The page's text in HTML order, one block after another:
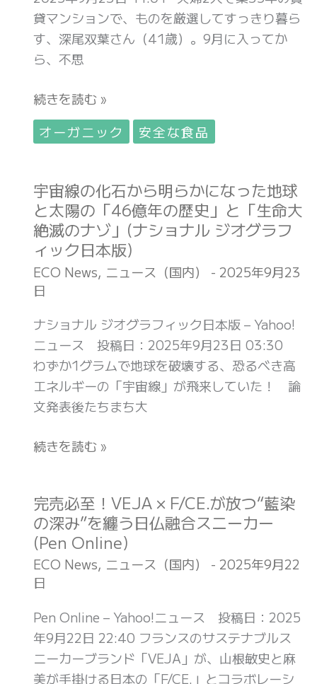
ャ
パ
ン)
し
さ
が
ま
っ
た
型
「iX3」
が
発
表
(Pen
貸マンションで、ものを厳選してすっきり暮ら
す、深尾双葉さん（41歳）。9月に入ってか
ら、不思
暮
ら
し
が
月
に
「手
し
た
も
の」
5
つ。
ャ
ツ
は
ウ
エ
に
利
用
(ESSE-
online)
続きを読む »
オーガニック
安全な食品
宇宙線の化石から明らかになった地球
と太陽の「46億年の歴史」と「生命大
絶滅のナゾ」(ナショナル ジオグラフ
ィック日本版)
ECO News, ニュース（国内） - 2025年9月23
日
ナショナル ジオグラフィック日本版 – Yahoo!
ニュース 投稿日：2025年9月23日 03:30
わずか1グラムで地球を破壊する、恐るべき高
エネルギーの「宇宙線」が飛来していた！ 論
文発表後たちまち大
宇
宙
線
の
化
石
ら
明
ら
か
に
っ
地
球
と
太
陽
「46
億
年
続きを読む »
完売必至！VEJA × F/CE.が放つ“藍染
の深み”を纏う日仏融合スニーカー
(Pen Online)
ECO News, ニュース（国内） - 2025年9月22
日
Pen Online – Yahoo!ニュース 投稿日：2025
年9月22日 22:40 フランスのサステナブルス
ニーカーブランド「VEJA」が、山根敏史と麻
美が手掛ける日本の「F/CE.」とコラボレーシ
完
売
必
至！
VEJA
F/CE.
が
放